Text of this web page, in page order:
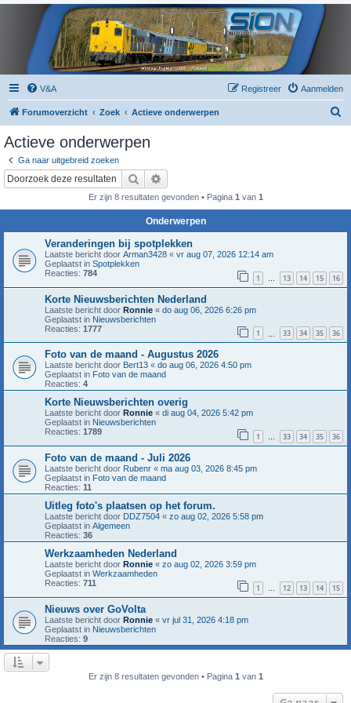
V&A Aanmelden
Registreer
Forumoverzicht Zoek Actieve onderwerpen
Actieve onderwerpen
Ga naar uitgebreid zoeken
Zoek
Er zijn 8 resultaten gevonden • Pagina 1 van 1
Onderwerpen
Veranderingen bij spotplekken
Laatste bericht door Arman3428 « vr aug 07, 2026 12:14 am
Geplaatst in Spotplekken
Reacties: 784 1 … 13 14 15 16
Korte Nieuwsberichten Nederland
Laatste bericht door Ronnie « do aug 06, 2026 6:26 pm
Geplaatst in Nieuwsberichten
Reacties: 1777 1 33 34 35 36
Foto van de maand - Augustus 2026
Laatste bericht door Bert13 « do aug 06, 2026 4:50 pm
Geplaatst in Foto van de maand
Reacties: 4
Korte Nieuwsberichten overig
Laatste bericht door Ronnie « di aug 04, 2026 5:42 pm
Geplaatst in Nieuwsberichten
Reacties: 1789 1 … 33 34 35 36
Foto van de maand - Juli 2026
Laatste bericht door Rubenr « ma aug 03, 2026 8:45 pm
Geplaatst in Foto van de maand
Reacties: 11
Uitleg foto's plaatsen op het forum.
Laatste bericht door DDZ7504 « zo aug 02, 2026 5:58 pm
Geplaatst in Algemeen
Reacties: 36
Werkzaamheden Nederland
Laatste bericht door Ronnie « zo aug 02, 2026 3:59 pm
Geplaatst in Werkzaamheden
Reacties: 711 1 … 12 13 14 15
Nieuws over GoVolta
Laatste bericht door Ronnie « vr jul 31, 2026 4:18 pm
Geplaatst in Nieuwsberichten
Reacties: 9
Er zijn 8 resultaten gevonden • Pagina 1 van 1